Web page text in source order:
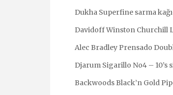
Dukha Superfine sarma
Davidoff Winston Churchill
Alec Bradley Prensado
Djarum Sigarillo No4 – 10’s
Backwoods Black’n Gold